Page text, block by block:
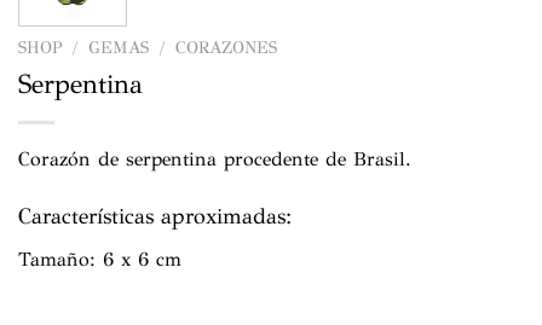
SHOP / GEMAS / CORAZONES
Serpentina
Corazón de serpentina procedente de Brasil.
Características aproximadas:
Tamaño: 6 x 6 cm